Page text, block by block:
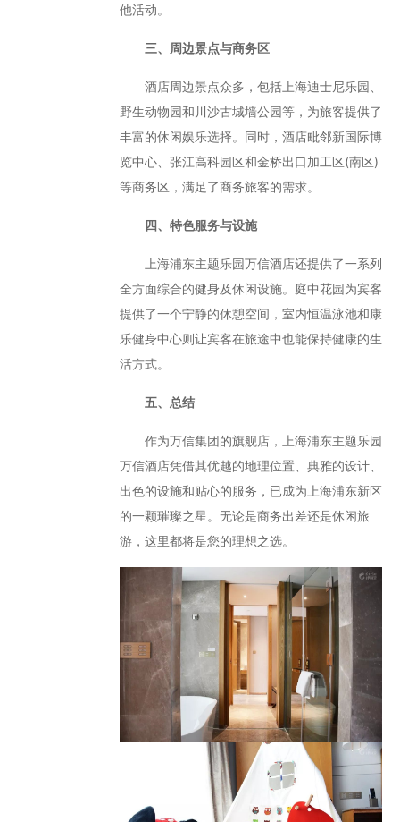
他活动。
三、周边景点与商务区
酒店周边景点众多，包括上海迪士尼乐园、
野生动物园和川沙古城墙公园等，为旅客提供了
丰富的休闲娱乐选择。同时，酒店毗邻新国际博
览中心、张江高科园区和金桥出口加工区(南区)
等商务区，满足了商务旅客的需求。
四、特色服务与设施
上海浦东主题乐园万信酒店还提供了一系列
全方面综合的健身及休闲设施。庭中花园为宾客
提供了一个宁静的休憩空间，室内恒温泳池和康
乐健身中心则让宾客在旅途中也能保持健康的生
活方式。
五、总结
作为万信集团的旗舰店，上海浦东主题乐园
万信酒店凭借其优越的地理位置、典雅的设计、
出色的设施和贴心的服务，已成为上海浦东新区
的一颗璀璨之星。无论是商务出差还是休闲旅
游，这里都将是您的理想之选。